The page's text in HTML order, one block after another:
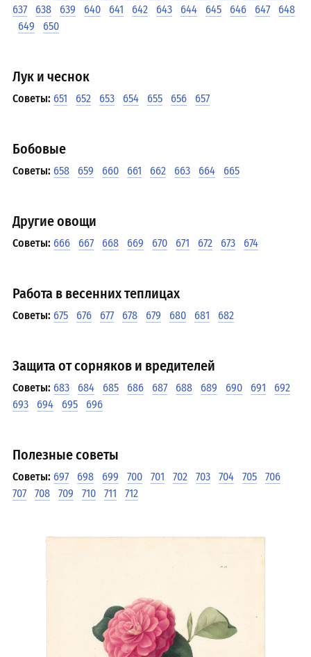
637
638 639 640 641 642 643 644 645 646 647
648
649
650
Лук и чеснок
Советы: 651 652 653 654 655 656 657
Бобовые
Советы: 658 659 660 661 662 663 664 665
Другие овощи
Советы: 666 667 668 669 670 671 672 673 674
Работа в весенних теплицах
Советы: 675 676 677 678 679 680 681 682
Защита от сорняков и вредителей
Советы: 683 684 685 686 687 688 689 690 691
692
693
694 695 696
Полезные советы
Советы: 697 698 699 700 701 702 703 704 705
706
707
708 709 710 711 712